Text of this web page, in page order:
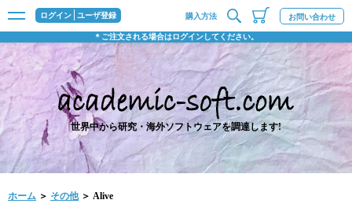
ログイン ユーザ登録
＊ご注文される場合はログインしてください。
購入方法 お問い合わせ
世界中から研究・海外ソフトウェアを調達します!
ホーム ＞ その他＞ Alive